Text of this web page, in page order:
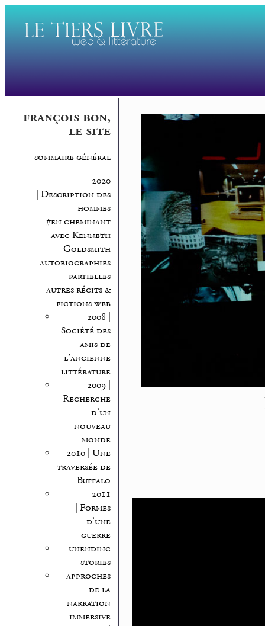
françois bon,
le site
sommaire général
2020
| Description des
hommes
#en cheminant
avec Kenneth
Goldsmith
autobiographies
partielles
autres récits &
fictions web
2008 |
Société des
amis de
l’ancienne
littérature
2009 |
Recherche
d’un
nouveau
monde
2010 | Une
traversée de
Buffalo
2011
| Formes
d’une
guerre
unending
stories
approches
de la
narration
immersive